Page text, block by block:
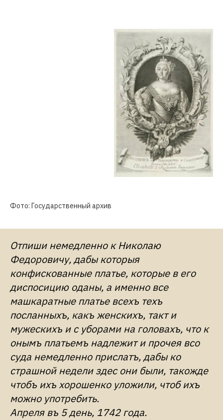
Фото: Государственный архив
Отпиши немедленно к Николаю
Федоровичу, дабы которыя
конфискованные платье, которые в его
диспосицию оданы, а именно все
машкаратные платье всехъ техъ
посланныхъ, какъ женскихъ, такт и
мужескихъ и с уборами на головахъ, что к
онымъ платьемъ надлежит и прочея всо
суда немедленно прислатъ, дабы ко
страшной недели здес они были, такожде
чтобъ ихъ хорошенко уложили, чтоб ихъ
можно употребить.
Апреля въ 5 день, 1742 года.